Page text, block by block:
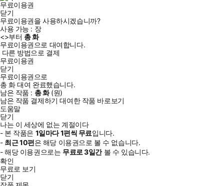
무료이용권
닫기
무료이용권을 사용하시겠습니까?
사용 가능 : 장
<>부터 총화
무료이용권으로 대여합니다.
다른 방법으로 결제
무료이용권
닫기
무료이용권으로
총 화대여 완료했습니다.
남은 작품 : 총화(원)
남은 작품 결제하기 대여한 작품 바로보기
도움말
닫기
나는 이 세상에 없는 계절이다
- 본 작품은 1일마다1편씩 무료입니다.
- 최근10편은 해당 이용권으로 볼 수 없습니다.
- 해당 이용권으로는 무료로3일간볼 수 있습니다.
확인
무료로 보기
닫기